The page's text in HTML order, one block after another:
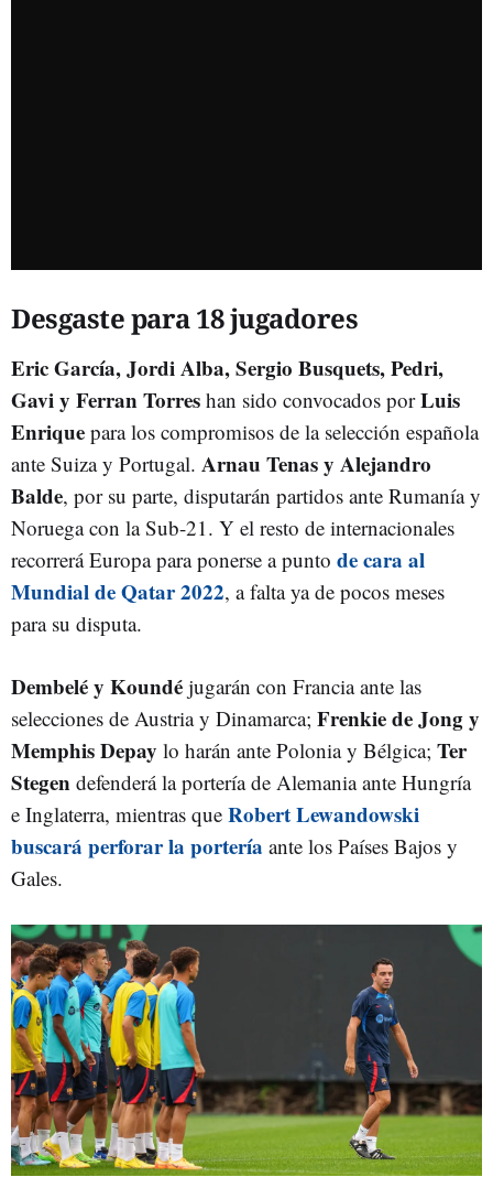
Desgaste para 18 jugadores
Eric García, Jordi Alba, Sergio Busquets, Pedri,
Gavi y Ferran Torres han sido convocados porLuis
Enrique para los compromisos de la selección española
ante Suiza y Portugal. Arnau Tenas y Alejandro
Balde, por su parte, disputarán partidos ante Rumanía y
Noruega con la Sub-21. Y el resto de internacionales
recorrerá Europa para ponerse a punto de cara al
Mundial de Qatar 2022, a falta ya de pocos meses
para su disputa.
Dembelé y Koundé jugarán con Francia ante las
selecciones de Austria y Dinamarca; Frenkie de Jong y
Memphis Depay lo harán ante Polonia y Bélgica; Ter
Stegen defenderá la portería de Alemania ante Hungría
e Inglaterra, mientras que Robert Lewandowski
buscará perforar la portería ante los Países Bajos y
Gales.